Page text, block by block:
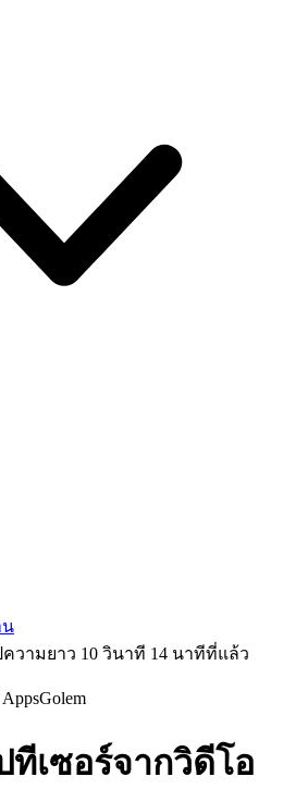
น
วามยาว 10 วินาที 14 นาทีที่แล้ว
เซอร์จากวิดีโอ